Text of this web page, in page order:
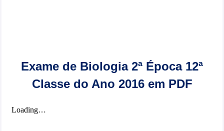
Exame de Biologia 2ª Época 12ª
Classe do Ano 2016 em PDF